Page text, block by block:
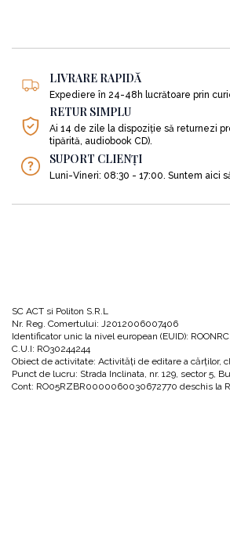
LIVRARE RAPIDĂ
Expediere în 24-48h lucrătoare prin
RETUR SIMPLU
Ai 14 de zile la dispoziție să returnezi
tipărită, audiobook CD).
SUPORT CLIENȚI
Luni-Vineri: 08:30 - 17:00. Suntem aici
SC ACT si Politon S.R.L
Nr. Reg. Comertului: J2012006007406
Identificator unic la nivel european (EUID):
C.U.I: RO30244244
Obiect de activitate: Activităţi de editare a cărţilor,
Punct de lucru: Strada Inclinata, nr. 129, sector 5,
Cont: RO05RZBR0000060030672770 deschis la